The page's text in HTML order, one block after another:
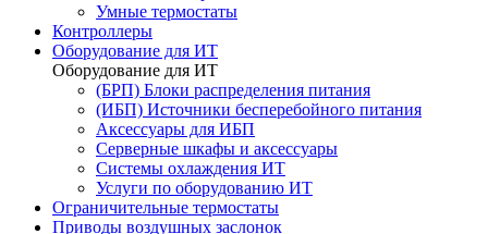
Умные термостаты
Контроллеры
Оборудование для ИТ
Оборудование для ИТ
(БРП) Блоки распределения питания
(ИБП) Источники бесперебойного питания
Аксессуары для ИБП
Серверные шкафы и аксессуары
Системы охлаждения ИТ
Услуги по оборудованию ИТ
Ограничительные термостаты
Приводы воздушных заслонок